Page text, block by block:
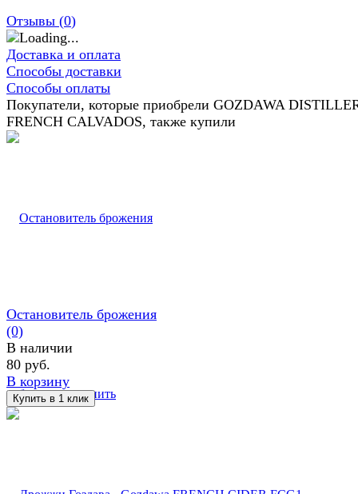
Отзывы (0)
Доставка и оплата
Способы доставки
Способы оплаты
Покупатели, которые приобрели GOZDAWA
FRENCH CALVADOS, также купили
избранное сравнить
Остановитель брожения
(0)
В наличии
80 руб.
В корзину